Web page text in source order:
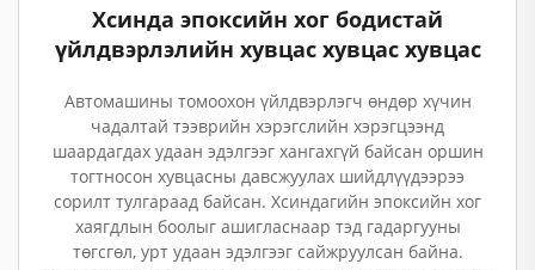
Хсинда эпоксийн хог бодистай
үйлдвэрлэлийн хувцас хувцас хувцас
Автомашины томоохон үйлдвэрлэгч өндөр хүчин
чадалтай тээврийн хэрэгслийн хэрэгцээнд
шаардагдах удаан эдэлгээг хангахгүй байсан оршин
тогтносон хувцасны давсжуулах шийдлүүдээрээ
сорилт тулгараад байсан. Хсиндагийн эпоксийн хог
хаягдлын боолыг ашигласнаар тэд гадаргууны
төгсгөл, урт удаан эдэлгээг сайжруулсан байна.